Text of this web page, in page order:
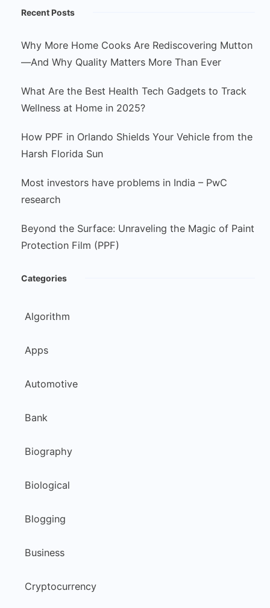
Recent Posts
Why More Home Cooks Are Rediscovering Mutton
—And Why Quality Matters More Than Ever
What Are the Best Health Tech Gadgets to Track
Wellness at Home in 2025?
How PPF in Orlando Shields Your Vehicle from the
Harsh Florida Sun
Most investors have problems in India – PwC
research
Beyond the Surface: Unraveling the Magic of Paint
Protection Film (PPF)
Categories
Algorithm
Apps
Automotive
Bank
Biography
Biological
Blogging
Business
Cryptocurrency